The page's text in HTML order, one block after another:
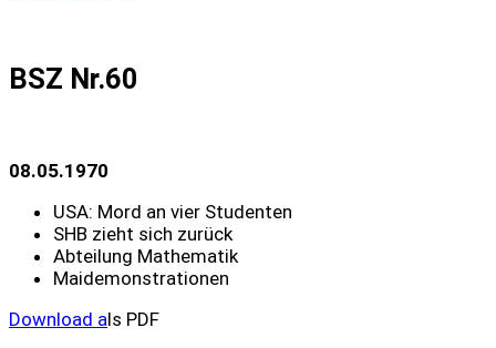
BSZ Nr.60
08.05.1970
USA: Mord an vier Studenten
SHB zieht sich zurück
Abteilung Mathematik
Maidemonstrationen
Download als PDF